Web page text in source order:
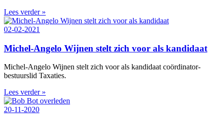
Lees verder »
02-02-2021
Michel-Angelo Wijnen stelt zich voor als kandidaat
Michel-Angelo Wijnen stelt zich voor als kandidaat coördinator-
bestuurslid Taxaties.
Lees verder »
20-11-2020